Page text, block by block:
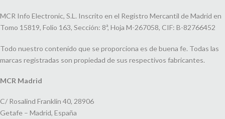
MCR Info Electronic, S.L. Inscrito en el Registro Mercantil de Madrid en
Tomo 15819, Folio 163, Sección: 8ª, Hoja M-267058, CIF: B-82766452
Todo nuestro contenido que se proporciona es de buena fe. Todas las
marcas registradas son propiedad de sus respectivos fabricantes.
MCR Madrid
C/ Rosalind Franklin 40, 28906
Getafe – Madrid, España